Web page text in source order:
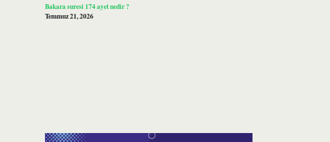
Bakara suresi 174 ayet nedir ?
Temmuz 21, 2026